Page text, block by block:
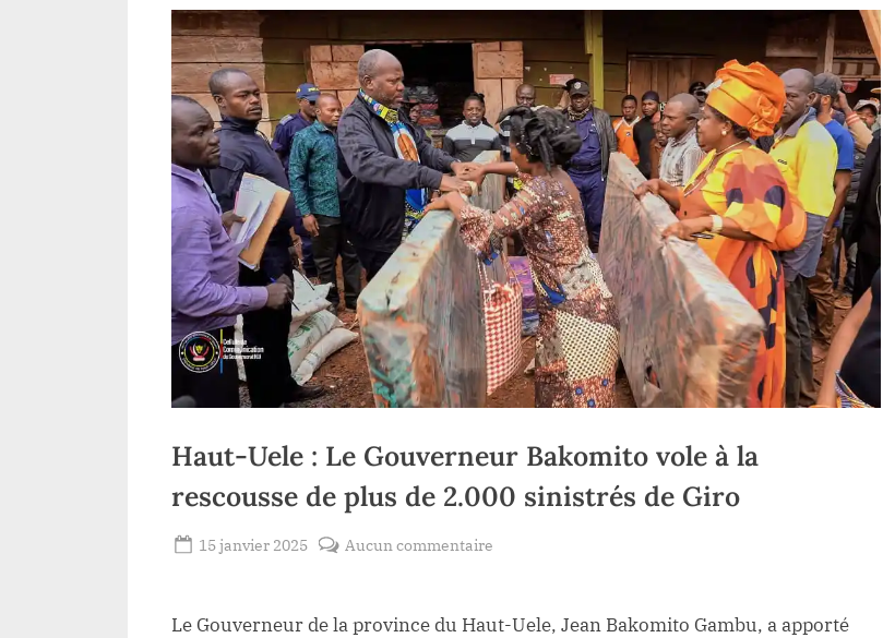
Haut-Uele : Le Gouverneur Bakomito vole à la
rescousse de plus de 2.000 sinistrés de Giro
Posted
15 janvier 2025
Aucun commentaire
:
Le Gouverneur de la province du Haut-Uele, Jean Bakomito Gambu, a apporté